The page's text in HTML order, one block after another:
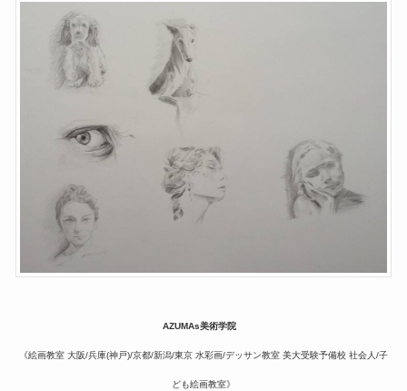
AZUMAs美術学院
《絵画教室 大阪/兵庫(神戸)/京都/新潟/東京 水彩画/デッサン教室 美大受験予備校 社会人/子
ども絵画教室》